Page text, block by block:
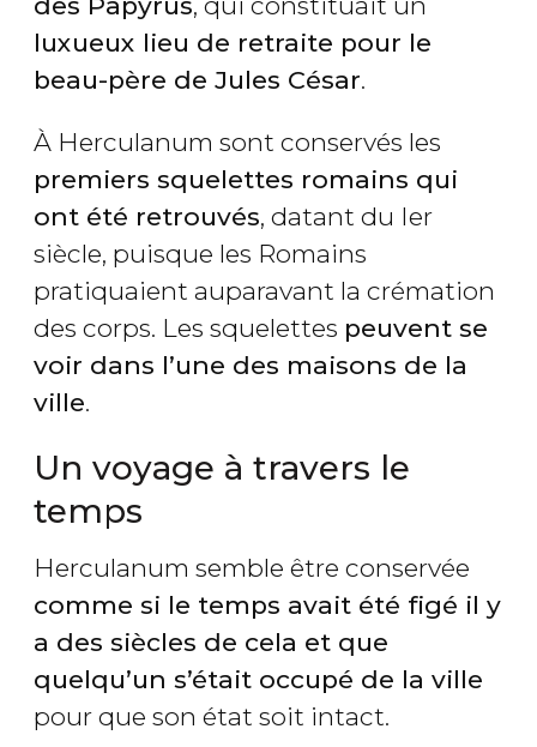
luxueux lieu de retraite pour le
beau-père de Jules César.
À Herculanum sont conservés les
premiers squelettes romains qui
ont été retrouvés, datant du Ier
siècle, puisque les Romains
pratiquaient auparavant la crémation
des corps. Les squelettes peuvent se
voir dans l’une des maisons de la
ville.
Un voyage à travers le
temps
Herculanum semble être conservée
comme si le temps avait été figé il y
a des siècles de cela et que
quelqu’un s’était occupé de la ville
pour que son état soit intact.